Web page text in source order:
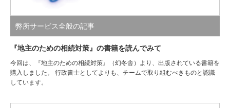
弊所サービス全般の記事
『地主のための相続対策』の書籍を読んでみて
今回は、『地主のための相続対策』（幻冬舎）より、出版されている書籍を
購入しました。 行政書士としてよりも、チームで取り組むべきものと認識
しています。